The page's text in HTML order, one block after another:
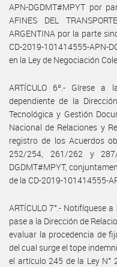
APN-DGDMT#MPYT por
AFINES DEL
ARGENTINA por la parte
CD-2019-101414555-APN-
en la Ley de Negociación
ARTÍCULO 6º.- Gírese a
dependiente de la
Tecnológica y Gestión
Nacional de Relaciones y
registro de los Acuerdos
252/254, 261/262 y 287/
DGDMT#MPYT,
de la CD-2019-101414555-
ARTÍCULO 7°.- Notifíquese
pase a la Dirección de
evaluar la procedencia de
del cual surge el tope
el artículo 245 de la Ley N°